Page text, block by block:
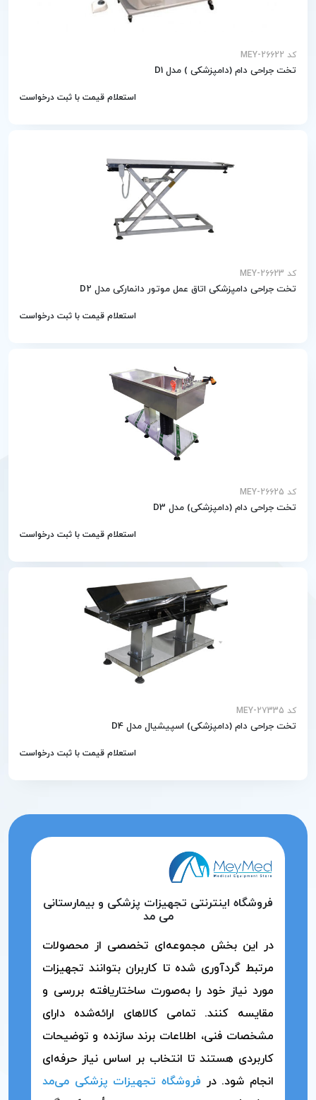
کد MEY-26622
تخت جراحی دام (دامپزشکی ) مدل D1
استعلام قیمت با ثبت درخواست
کد MEY-26623
تخت جراحی دامپزشکی اتاق عمل موتور دانمارکی مدل D2
استعلام قیمت با ثبت درخواست
کد MEY-26625
تخت جراحی دام (دامپزشکی) مدل D3
استعلام قیمت با ثبت درخواست
کد MEY-27335
تخت جراحی دام (دامپزشکی) اسپیشیال مدل D4
استعلام قیمت با ثبت درخواست
فروشگاه اینترنتی تجهیزات پزشکی و بیمارستانی
می مد
در این بخش مجموعه‌ای تخصصی از محصولات
مرتبط گردآوری شده تا کاربران بتوانند تجهیزات
مورد نیاز خود را به‌صورت ساختاریافته بررسی و
مقایسه کنند. تمامی کالاهای ارائه‌شده دارای
مشخصات فنی، اطلاعات برند سازنده و توضیحات
کاربردی هستند تا انتخاب بر اساس نیاز حرفه‌ای
انجام شود. در فروشگاه تجهیزات پزشکی می‌مد